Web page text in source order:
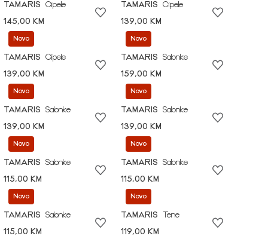
TAMARIS
Cipele
145,00 KM
TAMARIS
Cipele
139,00 KM
Novo
TAMARIS
Cipele
139,00 KM
Novo
TAMARIS
Salonke
159,00 KM
Novo
TAMARIS
Salonke
139,00 KM
Novo
TAMARIS
Salonke
139,00 KM
Novo
TAMARIS
Salonke
115,00 KM
Novo
TAMARIS
Salonke
115,00 KM
Novo
TAMARIS
Salonke
115,00 KM
Novo
TAMARIS
Tene
119,00 KM